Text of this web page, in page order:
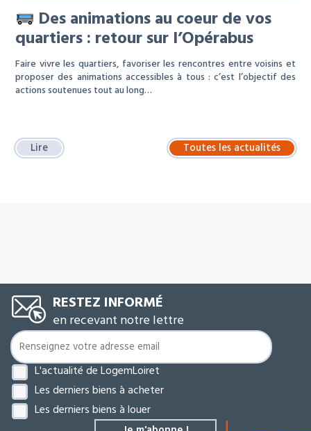
Des animations au coeur de vos
quartiers : retour sur l’Opérabus
Faire vivre les quartiers, favoriser les rencontres entre voisins et
proposer des animations accessibles à tous : c’est l’objectif des
actions soutenues tout au long…
Lire Toutes les actualités
RESTEZ INFORMÉ
en recevant notre lettre
L'actualité de LogemLoiret
Les derniers biens à acheter
Les derniers biens à louer